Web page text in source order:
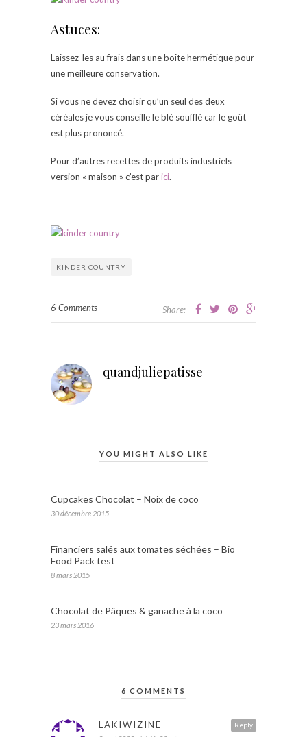
Astuces:
Laissez-les au frais dans une boîte hermétique pour
une meilleure conservation.
Si vous ne devez choisir qu’un seul des deux
céréales je vous conseille le blé soufflé car le goût
est plus prononcé.
Pour d’autres recettes de produits industriels
version « maison » c’est parici.
KINDER COUNTRY
6 Comments Share:
quandjuliepatisse
YOU MIGHT ALSO LIKE
Cupcakes Chocolat – Noix de coco
30 décembre 2015
Financiers salés aux tomates séchées – Bio
Food Pack test
8 mars 2015
Chocolat de Pâques & ganache à la coco
23 mars 2016
6 COMMENTS
Reply
LAKIWIZINE